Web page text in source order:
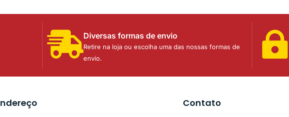
Diversas formas de envio
Retire na loja ou escolha uma das nossas formas de
envio.
Contato